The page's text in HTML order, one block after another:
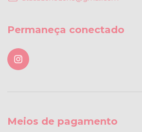
Permaneça conectado
Meios de pagamento